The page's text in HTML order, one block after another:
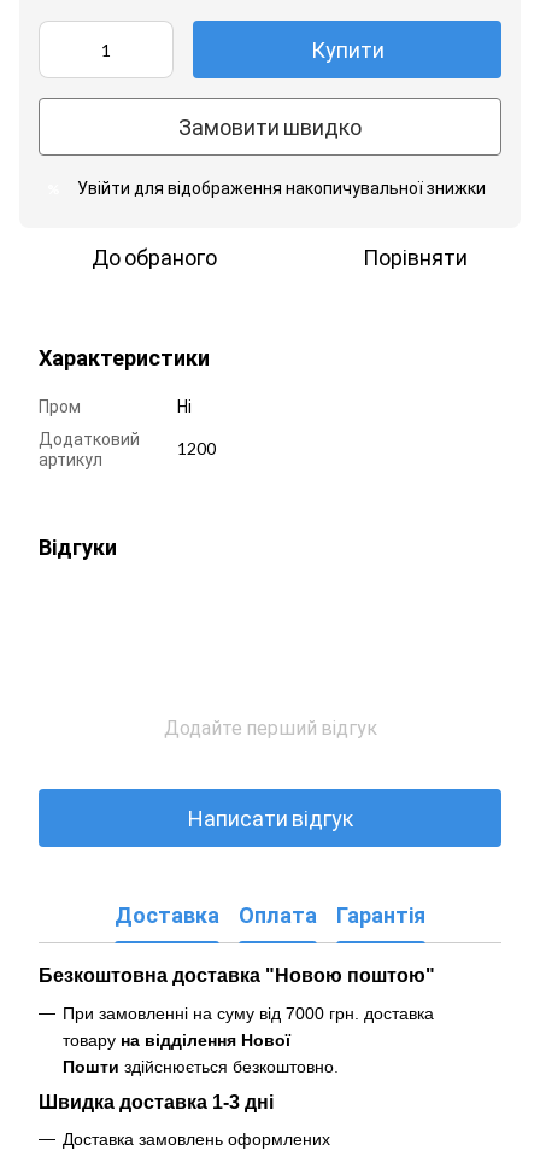
Купити
Замовити швидко
Увійти для відображення накопичувальної знижки
До обраного Порівняти
Характеристики
Пром
Ні
Додатковий
артикул
1200
Відгуки
Додайте перший відгук
Написати відгук
Доставка Оплата Гарантія
Безкоштовна доставка "Новою поштою"
При замовленні на суму від 7000 грн. доставка
товару на відділення Нової
Пошти здійснюється безкоштовно
Швидка доставка 1-3 дні
Доставка замовлень оформлених